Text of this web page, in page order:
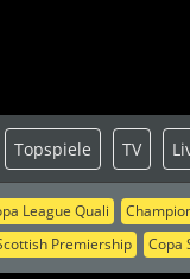
League Quali
Premiership Copa
Topspiele TV